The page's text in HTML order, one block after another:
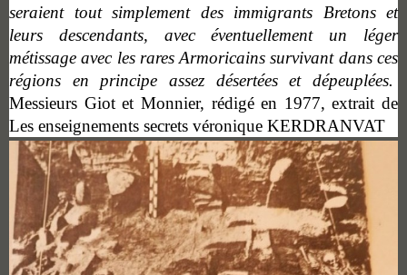
seraient tout simplement des immigrants Bretons et
leurs descendants, avec éventuellement un léger
métissage avec les rares Armoricains survivant dans ces
régions en principe assez désertées et dépeuplées.
Messieurs Giot et Monnier, rédigé en 1977, extrait de
Les enseignements secrets véronique KERDRANVAT